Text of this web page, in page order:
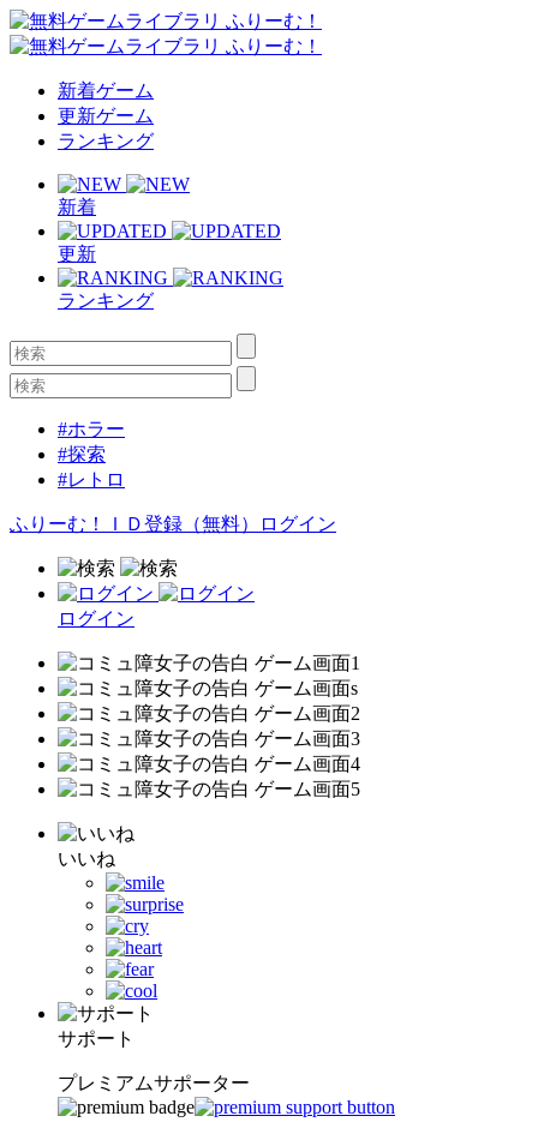
新着ゲーム
更新ゲーム
ランキング
新着
更新
ランキング
#ホラー
#探索
#レトロ
ふりーむ！ＩＤ登録（無料） ログイン
ログイン
いいね
サポート
プレミアムサポーター